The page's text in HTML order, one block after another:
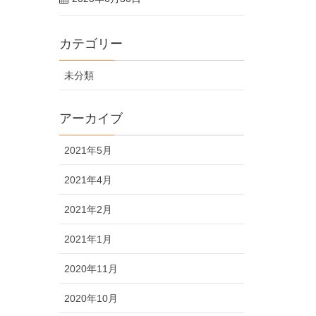
カテゴリー
未分類
アーカイブ
2021年5月
2021年4月
2021年2月
2021年1月
2020年11月
2020年10月